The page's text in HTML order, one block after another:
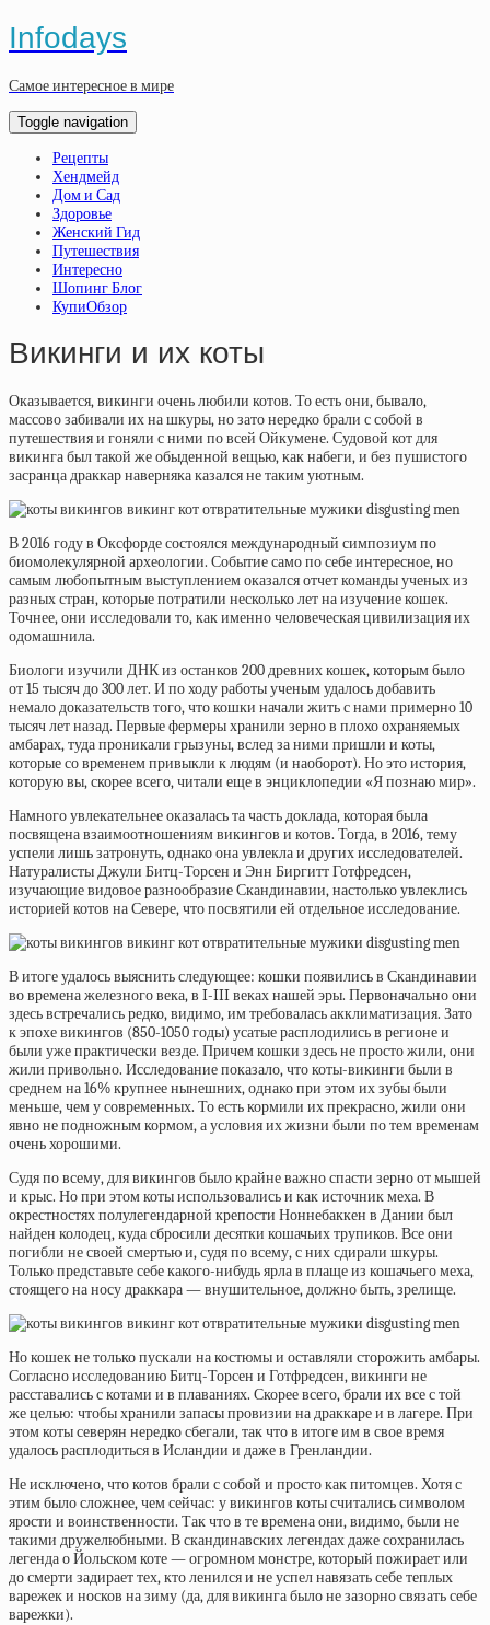
Infodays
Самое интересное в мире
Toggle navigation
Рецепты
Хендмейд
Дом и Сад
Здоровье
Женский Гид
Путешествия
Интересно
Шопинг Блог
КупиОбзор
Викинги и их коты
Оказывается, викинги очень любили котов. То есть они, бывало,
массово забивали их на шкуры, но зато нередко брали с собой в
путешествия и гоняли с ними по всей Ойкумене. Судовой кот для
викинга был такой же обыденной вещью, как набеги, и без пушистого
засранца драккар наверняка казался не таким уютным.
В 2016 году в Оксфорде состоялся международный симпозиум по
биомолекулярной археологии. Событие само по себе интересное, но
самым любопытным выступлением оказалсяотчет командыученых из
разных стран, которые потратили несколько лет на изучение кошек.
Точнее, они исследовали то, как именно человеческая цивилизация их
одомашнила.
Биологи изучили ДНК из останков 200 древних кошек, которым было
от 15 тысяч до 300 лет. И по ходу работы ученым удалось добавить
немало доказательств того, что кошки начали жить с нами примерно 10
тысяч лет назад. Первые фермеры хранили зерно в плохо охраняемых
амбарах, туда проникали грызуны, вслед за ними пришли и коты,
которые со временем привыкли к людям (и наоборот). Но это история,
которую вы, скорее всего, читали еще в энциклопедии «Я познаю мир».
Намного увлекательнее оказалась та часть доклада, которая была
посвящена взаимоотношениям викингов и котов. Тогда, в 2016, тему
успели лишь затронуть, однако она увлекла и других исследователей.
Натуралисты Джули Битц-Торсен и Энн Биргитт Готфредсен,
изучающие видовое разнообразие Скандинавии, настолько увлеклись
историей котов на Севере, что посвятили ей отдельное исследование.
В итоге удалось выяснить следующее: кошки появились в Скандинавии
во времена железного века, в I-III веках нашей эры. Первоначально они
здесь встречались редко, видимо, им требовалась акклиматизация. Зато
к эпохе викингов (850-1050 годы) усатые расплодились в регионе и
были уже практически везде. Причем кошки здесь не просто жили, они
жили привольно. Исследование показало, чтокоты-викинги были в
среднем на 16% крупнее нынешних, однако при этом их зубы были
меньше, чем у современных. То есть кормили их прекрасно, жили они
явно не подножным кормом, а условия их жизни были по тем временам
очень хорошими.
Судя по всему, для викингов было крайне важно спасти зерно от мышей
и крыс. Но при этом коты использовались и как источник меха. В
окрестностях полулегендарной крепости Ноннебаккен в Дании был
найден колодец, куда сбросили десятки кошачьих трупиков. Все они
погибли не своей смертью и, судя по всему, с них сдирали шкуры.
Только представьте себе какого-нибудь ярла в плаще из кошачьего меха,
стоящего на носу драккара — внушительное, должно быть, зрелище.
Но кошек не только пускали на костюмы и оставляли сторожить амбары.
Согласно исследованию Битц-Торсен и Готфредсен, викинги не
расставались с котами и в плаваниях. Скорее всего, брали их все с той
же целью: чтобы хранили запасы провизии на драккаре и в лагере. При
этом коты северян нередко сбегали, так что в итоге им в свое время
удалось расплодиться в Исландии и даже в Гренландии.
Не исключено, что котов брали с собой и просто как питомцев. Хотя с
этим было сложнее, чем сейчас: у викингов коты считались символом
ярости и воинственности. Так что в те времена они, видимо, были не
такими дружелюбными. В скандинавских легендах даже сохранилась
легенда оЙольском коте— огромном монстре, который пожирает или
до смерти задирает тех, кто ленился и не успел навязать себе теплых
варежек и носков на зиму (да, для викинга было не зазорно связать себе
варежки).